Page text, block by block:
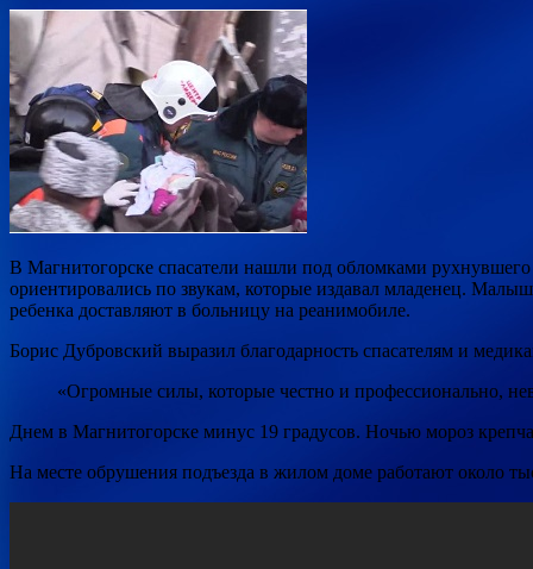
В Магнитогорске спасатели нашли под обломками
ориентировались по звукам, которые издавал младенец.
ребенка доставляют в больницу на реанимобиле.
Борис Дубровский выразил благодарность спасателям и
«Огромные силы, которые честно и профессионально,
Днем в Магнитогорске минус 19 градусов. Ночью мороз
На месте обрушения подъезда в жилом доме работают около